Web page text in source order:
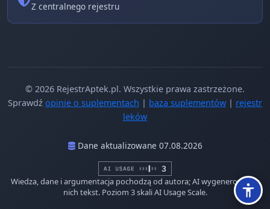
Z centralnego rejestru
© 2026 RejestrAptek.pl. Wszystkie prawa zastrzeżone.
Sprawdź opinie o suplementach | baza suplementów | rejestr
leków
Dane aktualizowane 07.08.2026
Wiedza, dane i argumentacja pochodzą od autora; AI wygenerowało z
nich tekst. Poziom 3 skali AI Usage Scale.